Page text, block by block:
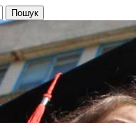
Пошук